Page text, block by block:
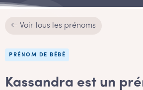
← Voir tous les prénoms
PRÉNOM DE BÉBÉ
Kassandra est un